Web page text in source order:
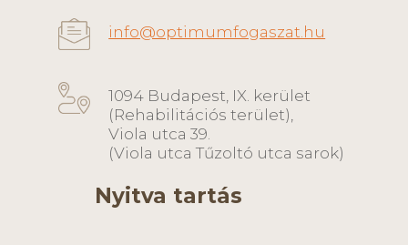
info@optimumfogaszat.hu
1094 Budapest, IX. kerület
(Rehabilitációs terület),
Viola utca 39.
(Viola utca Tűzoltó utca sarok)
Nyitva tartás